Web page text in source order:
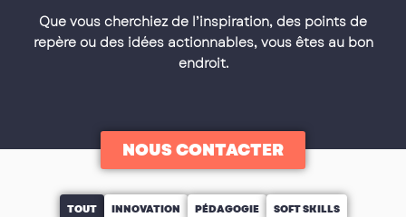
Que vous cherchiez de l’inspiration, des points de
repère ou des idées actionnables, vous êtes au bon
endroit.
NOUS CONTACTER
INNOVATION PÉDAGOGIE SOFT SKILLS
TOUT